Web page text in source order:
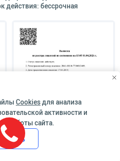
действия: бессрочная
Cookiesдля анализа
активности и
работы сайта.